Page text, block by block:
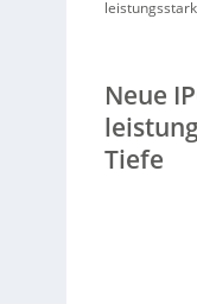
Neue
Tiefe